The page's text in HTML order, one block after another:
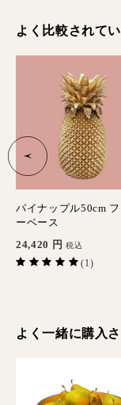
よく比較されて
パイナップル50cm フ
ーベース
24,420 円 税込
(1)
よく一緒に購入